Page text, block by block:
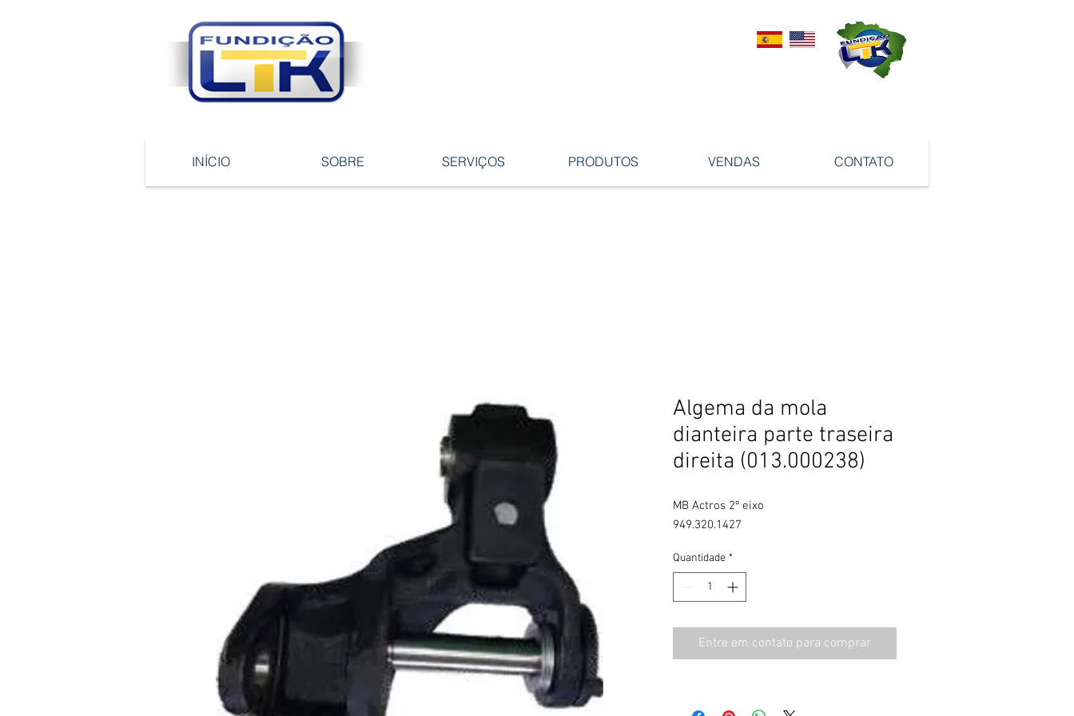
INÍCIO SOBRE SERVIÇOS PRODUTOS VENDAS CONTATO
Algema da mola
dianteira parte traseira
direita (013.000238)
MB Actros 2º eixo
949.320.1427
Quantidade *
Entre em contato para comprar